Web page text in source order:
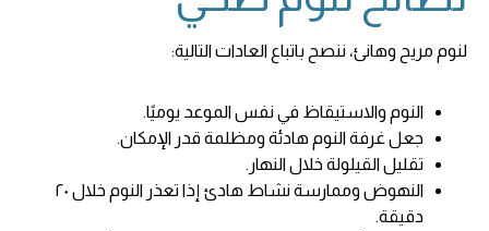
لنوم مريح وهانئ، ننصح باتباع العادات التالية:
النوم والاستيقاظ في نفس الموعد يوميًا.
جعل غرفة النوم هادئة ومظلمة قدر الإمكان.
تقليل القيلولة خلال النهار.
النهوض وممارسة نشاط هادئ إذا تعذر النوم خلال ٢٠
دقيقة.